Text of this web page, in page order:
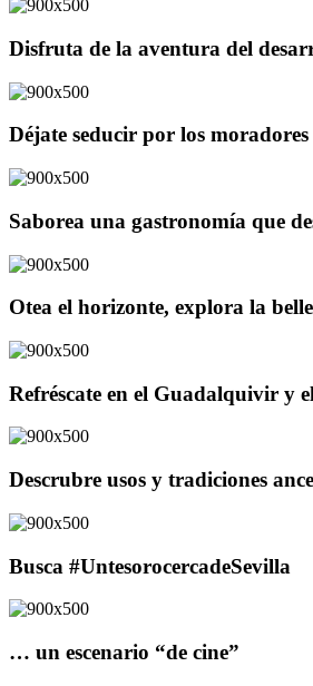
Disfruta de la aventura del
Déjate seducir por los
Saborea una gastronomía que
Otea el horizonte, explora la
Refréscate en el Guadalquivir y
Descrubre usos y tradiciones
Busca #UntesorocercadeSevilla
… un escenario “de cine”